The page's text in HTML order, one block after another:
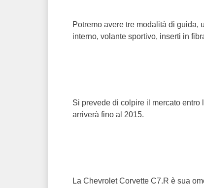
Potremo avere tre modalità di guida,
interno, volante sportivo, inserti in
Si prevede di colpire il mercato
arriverà fino al 2015.
La Chevrolet Corvette C7.R è sua